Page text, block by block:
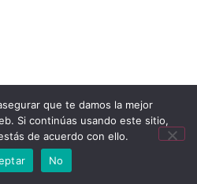
que te damos la mejor
Si continúas usando este sitio,
de acuerdo con ello.
No